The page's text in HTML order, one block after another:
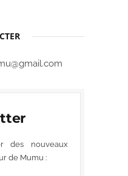
des nouveaux
de Mumu :